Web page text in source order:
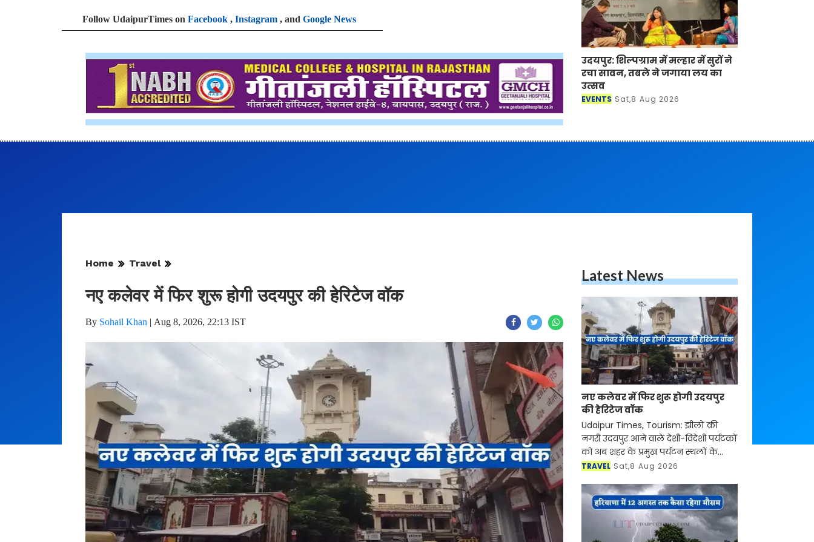
Follow UdaipurTimes on Facebook , Instagram , and Google News
उदयपुर: शिल्पग्राम में मल्हार में सुरों ने
रचा सावन, तबले ने जगाया लय का
उत्सव
EVENTS Sat,8 Aug 2026
Home Travel
नए कलेवर में फिर शुरू होगी उदयपुर की हेरिटेज वॉक
By Sohail Khan | Aug 8, 2026, 22:13 IST
Latest News
नए कलेवर में फिर शुरू होगी उदयपुर
की हेरिटेज वॉक
Udaipur Times, Tourism: झीलों की
नगरी उदयपुर आने वाले देशी-विदेशी पर्यटकों
को अब शहर के प्रमुख पर्यटन स्थलों के
साथ-साथ इसकी समृद्ध सांस्कृतिक विरासत,
रूबरू करवान
TRAVEL Sat,8 Aug 2026